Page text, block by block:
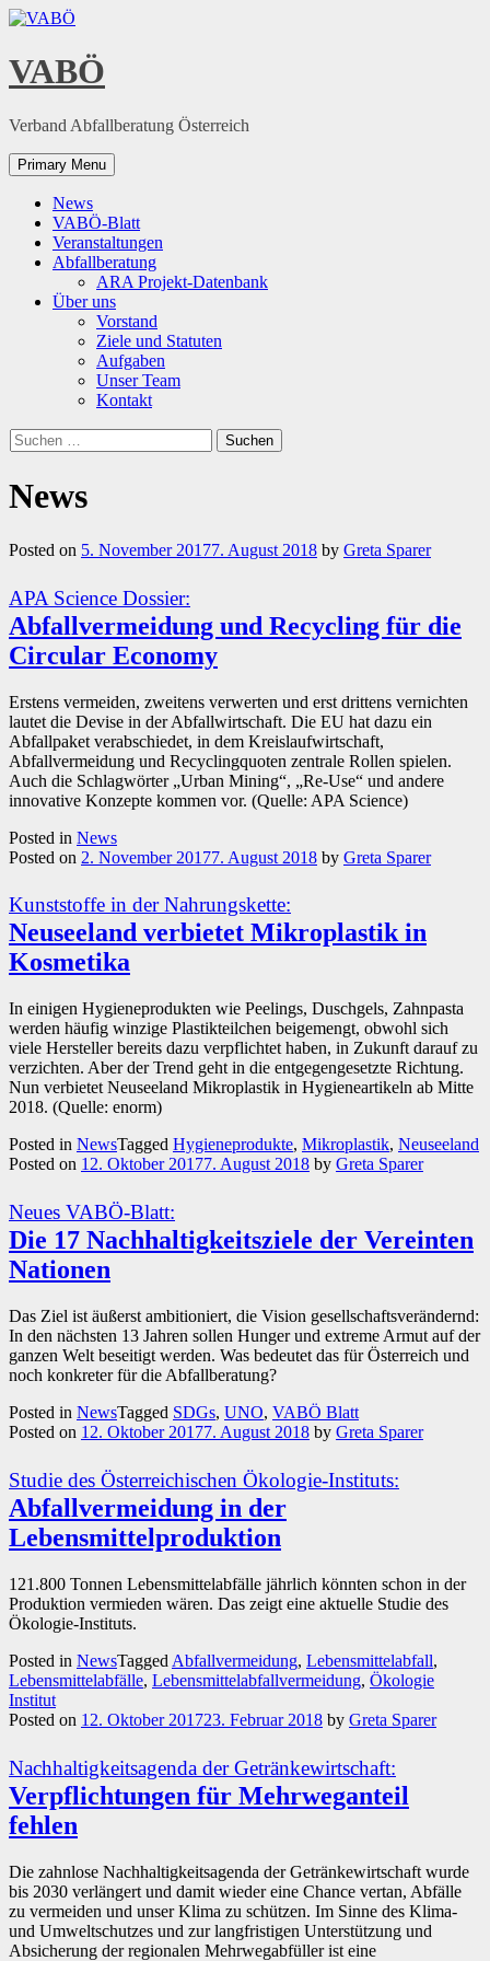
Skip
content
VABÖ
Verband Abfallberatung Österreich
Primary Menu
News
VABÖ-Blatt
Veranstaltungen
Abfallberatung
ARA Projekt-Datenbank
Über uns
Vorstand
Ziele und Statuten
Aufgaben
Unser Team
Kontakt
Suchen
nach:
News
News
Posted on 5. November 20177. August 2018 by Greta Sparer
APA Science Dossier:
Abfallvermeidung und Recycling für die
Circular Economy
Erstens vermeiden, zweitens verwerten und erst drittens vernichten
lautet die Devise in der Abfallwirtschaft. Die EU hat dazu ein
Abfallpaket verabschiedet, in dem Kreislaufwirtschaft,
Abfallvermeidung und Recyclingquoten zentrale Rollen spielen.
Auch die Schlagwörter „Urban Mining“, „Re-Use“ und andere
innovative Konzepte kommen vor. (Quelle: APA Science)
Posted in News
Posted on 2. November 20177. August 2018 by Greta Sparer
Kunststoffe in der Nahrungskette:
Neuseeland verbietet Mikroplastik in
Kosmetika
In einigen Hygieneprodukten wie Peelings, Duschgels, Zahnpasta
werden häufig winzige Plastikteilchen beigemengt, obwohl sich
viele Hersteller bereits dazu verpflichtet haben, in Zukunft darauf zu
verzichten. Aber der Trend geht in die entgegengesetzte Richtung.
Nun verbietet Neuseeland Mikroplastik in Hygieneartikeln ab Mitte
2018. (Quelle: enorm)
Posted in NewsTagged Hygieneprodukte, Mikroplastik, Neuseeland
Posted on 12. Oktober 20177. August 2018 by Greta Sparer
Neues VABÖ-Blatt:
Die 17 Nachhaltigkeitsziele der Vereinten
Nationen
Das Ziel ist äußerst ambitioniert, die Vision gesellschaftsverändernd:
In den nächsten 13 Jahren sollen Hunger und extreme Armut auf der
ganzen Welt beseitigt werden. Was bedeutet das für Österreich und
noch konkreter für die Abfallberatung?
Posted in NewsTagged SDGs, UNO, VABÖ Blatt
Posted on 12. Oktober 20177. August 2018 by Greta Sparer
Studie des Österreichischen Ökologie-Instituts:
Abfallvermeidung in der
Lebensmittelproduktion
121.800 Tonnen Lebensmittelabfälle jährlich könnten schon in der
Produktion vermieden wären. Das zeigt eine aktuelle Studie des
Ökologie-Instituts.
Posted in NewsTagged Abfallvermeidung, Lebensmittelabfall,
Lebensmittelabfälle, Lebensmittelabfallvermeidung, Ökologie
Institut
Posted on 12. Oktober 201723. Februar 2018 by Greta Sparer
Nachhaltigkeitsagenda der Getränkewirtschaft:
Verpflichtungen für Mehrweganteil
fehlen
Die zahnlose Nachhaltigkeitsagenda der Getränkewirtschaft wurde
bis 2030 verlängert und damit wieder eine Chance vertan, Abfälle
zu vermeiden und unser Klima zu schützen. Im Sinne des Klima-
und Umweltschutzes und zur langfristigen Unterstützung und
Absicherung der regionalen Mehrwegabfüller ist eine